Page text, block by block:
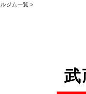
ジム一覧
武